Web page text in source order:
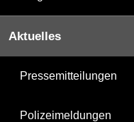
Aktuelles
Pressemitteilungen
Polizeimeldungen